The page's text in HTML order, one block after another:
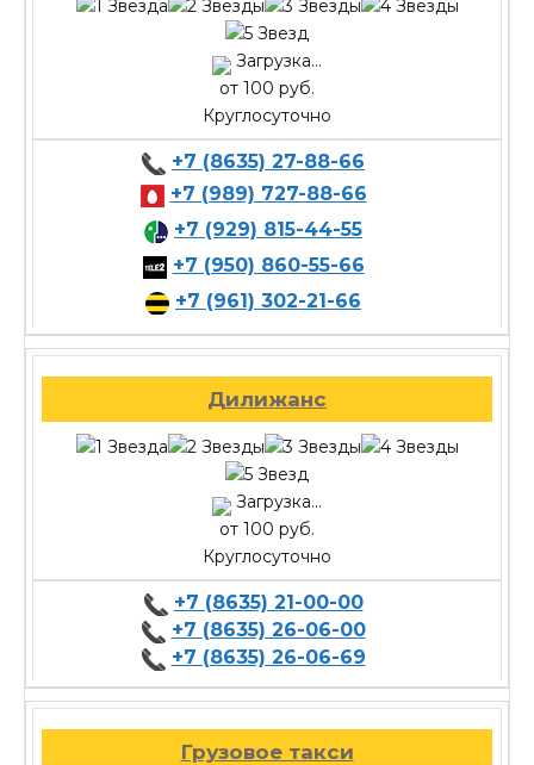
Загрузка...
от 100 руб.
Круглосуточно
+7 (8635) 27-88-66
+7 (989) 727-88-66
+7 (929) 815-44-55
+7 (950) 860-55-66
+7 (961) 302-21-66
Дилижанс
Загрузка...
от 100 руб.
Круглосуточно
+7 (8635) 21-00-00
+7 (8635) 26-06-00
+7 (8635) 26-06-69
Грузовое такси